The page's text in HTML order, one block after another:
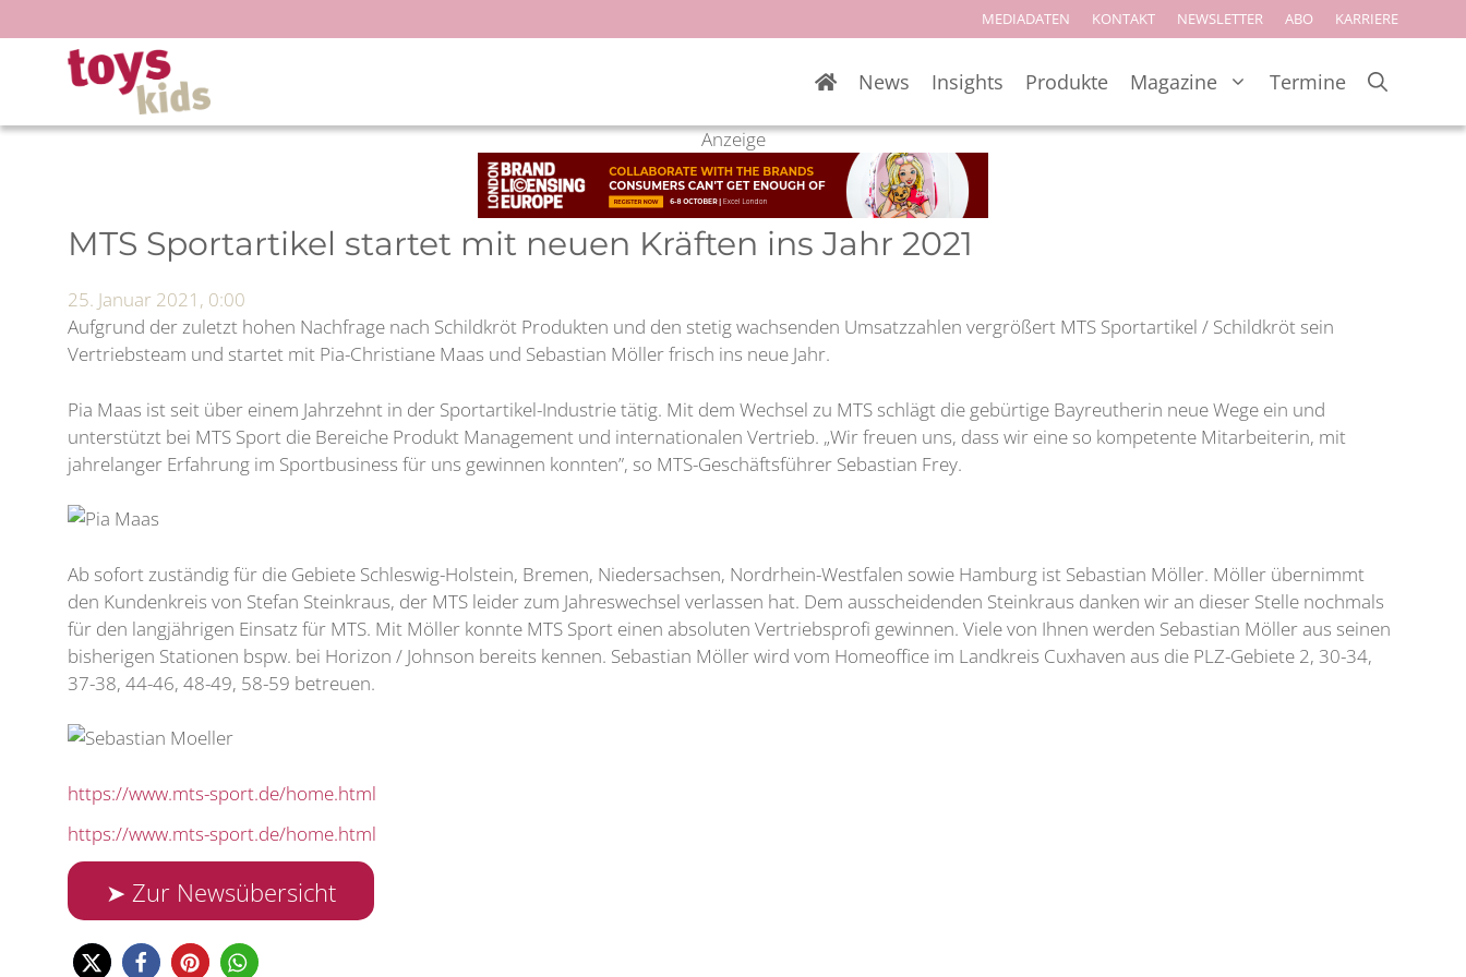
Inhalt
springen
MEDIADATEN KONTAKT NEWSLETTER ABO KARRIERE
News Insights Produkte Magazine Termine
Anzeige
MTS Sportartikel startet mit neuen Kräften ins Jahr 2021
25. Januar 2021, 0:00
Aufgrund der zuletzt hohen Nachfrage nach Schildkröt Produkten und den stetig wachsenden Umsatzzahlen vergrößert MTS Sportartikel / Schildkröt sein
Vertriebsteam und startet mit Pia-Christiane Maas und Sebastian Möller frisch ins neue Jahr.
Pia Maas ist seit über einem Jahrzehnt in der Sportartikel-Industrie tätig. Mit dem Wechsel zu MTS schlägt die gebürtige Bayreutherin neue Wege ein und
unterstützt bei MTS Sport die Bereiche Produkt Management und internationalen Vertrieb. „Wir freuen uns, dass wir eine so kompetente Mitarbeiterin, mit
jahrelanger Erfahrung im Sportbusiness für uns gewinnen konnten”, so MTS-Geschäftsführer Sebastian Frey.
Ab sofort zuständig für die Gebiete Schleswig-Holstein, Bremen, Niedersachsen, Nordrhein-Westfalen sowie Hamburg ist Sebastian Möller. Möller übernimmt
den Kundenkreis von Stefan Steinkraus, der MTS leider zum Jahreswechsel verlassen hat. Dem ausscheidenden Steinkraus danken wir an dieser Stelle nochmals
für den langjährigen Einsatz für MTS. Mit Möller konnte MTS Sport einen absoluten Vertriebsprofi gewinnen. Viele von Ihnen werden Sebastian Möller aus seinen
bisherigen Stationen bspw. bei Horizon / Johnson bereits kennen. Sebastian Möller wird vom Homeoffice im Landkreis Cuxhaven aus die PLZ-Gebiete 2, 30-34,
37-38, 44-46, 48-49, 58-59 betreuen.
https://www.mts-sport.de/home.html
https://www.mts-sport.de/home.html
➤ Zur Newsübersicht